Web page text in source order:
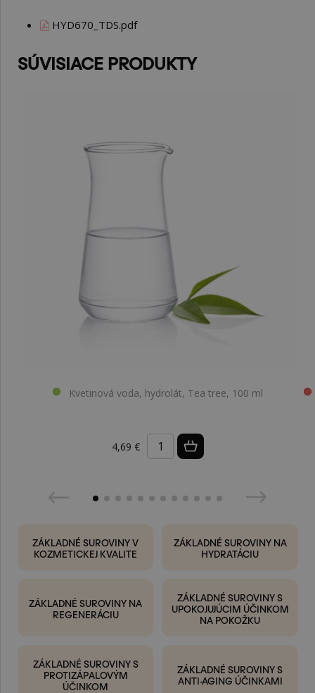
HYD670_TDS.pdf
SÚVISIACE PRODUKTY
Kvetinová voda, hydrolát, Tea tree, 100 ml
4,69 €
ZÁKLADNÉ SUROVINY V
KOZMETICKEJ KVALITE
ZÁKLADNÉ SUROVINY NA
HYDRATÁCIU
ZÁKLADNÉ SUROVINY NA
REGENERÁCIU
ZÁKLADNÉ SUROVINY S
UPOKOJUJÚCIM ÚČINKOM
NA POKOŽKU
ZÁKLADNÉ SUROVINY S
PROTIZÁPALOVÝM
ÚČINKOM
ZÁKLADNÉ SUROVINY S
ANTI-AGING ÚČINKAMI